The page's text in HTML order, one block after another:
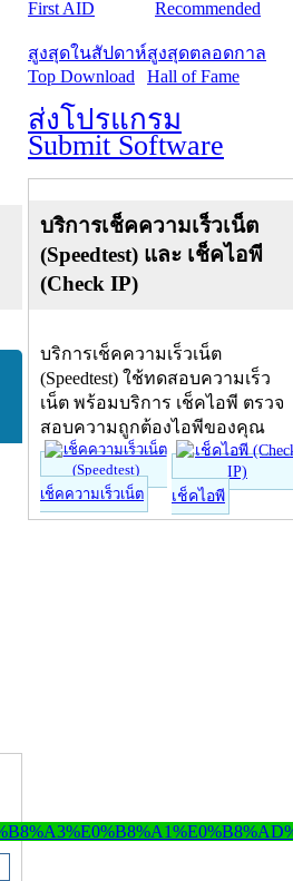
First AID
Recommended
สูงสุดในสัปดาห์
Top Download
สูงสุดตลอดกาล
Hall of Fame
ส่งโปรแกรม
Submit Software
บริการเช็คความเร็วเน็ต
(Speedtest) และ เช็คไอพี
(Check IP)
บริการเช็คความเร็วเน็ต
(Speedtest) ใช้ทดสอบความเร็ว
เน็ต พร้อมบริการ เช็คไอพี ตรวจ
สอบความถูกต้องไอพีของคุณ
เช็คความเร็วเน็ต เช็คไอพี